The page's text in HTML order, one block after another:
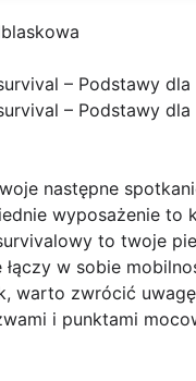
– Podstawy dla
– Podstawy
następne
wyposażenie to
to twoje
łączy w sobie
warto zwrócić
i punktami